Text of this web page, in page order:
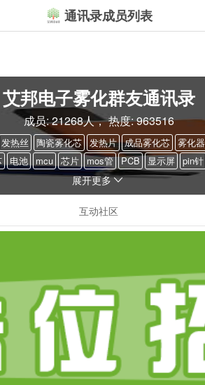
通讯录成员列表
艾邦电子雾化群友通讯录
成员: 21268人， 热度: 963516
发热丝 陶瓷雾化芯 发热片 成品雾化芯 雾化器
电池 mcu 芯片 mos管 PCB 显示屏 pin针
展开更多
互动社区